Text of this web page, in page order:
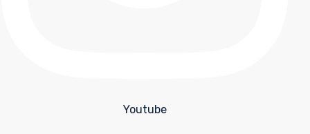
Youtube